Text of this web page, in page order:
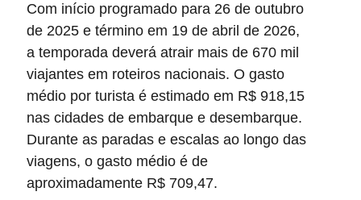
Com início programado para 26 de outubro
de 2025 e término em 19 de abril de 2026,
a temporada deverá atrair mais de 670 mil
viajantes em roteiros nacionais. O gasto
médio por turista é estimado em R$ 918,15
nas cidades de embarque e desembarque.
Durante as paradas e escalas ao longo das
viagens, o gasto médio é de
aproximadamente R$ 709,47.